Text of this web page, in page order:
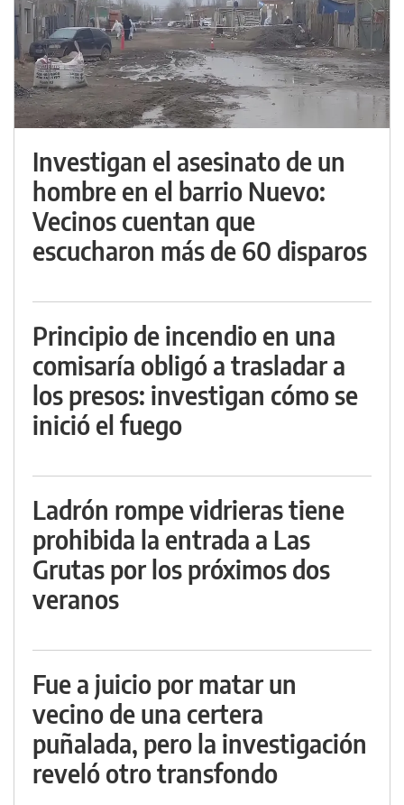
Investigan el asesinato de un
hombre en el barrio Nuevo:
Vecinos cuentan que
escucharon más de 60 disparos
Principio de incendio en una
comisaría obligó a trasladar a
los presos: investigan cómo se
inició el fuego
Ladrón rompe vidrieras tiene
prohibida la entrada a Las
Grutas por los próximos dos
veranos
Fue a juicio por matar un
vecino de una certera
puñalada, pero la investigación
reveló otro transfondo